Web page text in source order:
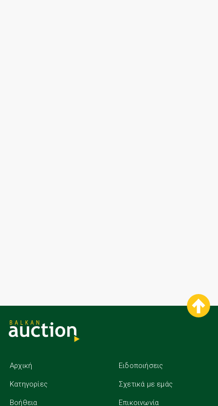
Αρχική
Κατηγορίες
Βοήθεια
Ειδοποιήσεις
Σχετικά με εμάς
Επικοινωνία